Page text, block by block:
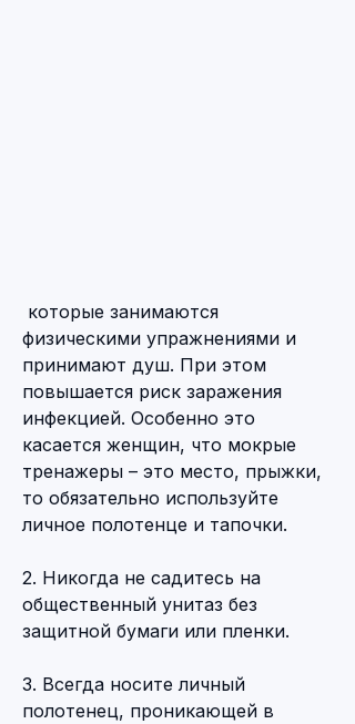
физическими упражнениями и
принимают душ. При этом
повышается риск заражения
инфекцией. Особенно это
касается женщин, что мокрые
тренажеры – это место, прыжки,
то обязательно используйте
личное полотенце и тапочки.
2. Никогда не садитесь на
общественный унитаз без
защитной бумаги или пленки.
3. Всегда носите личный
полотенец, проникающей в